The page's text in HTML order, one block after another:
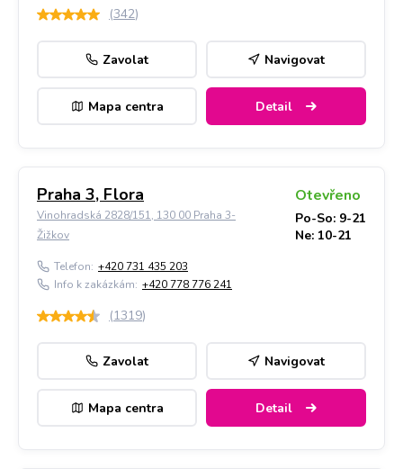
(342)
Zavolat Navigovat
Mapa centra Detail
Praha 3, Flora
Vinohradská 2828/151, 130 00 Praha 3-
Žižkov
Otevřeno
Po-So: 9-21
Ne: 10-21
Telefon: +420 731 435 203
Info k zakázkám: +420 778 776 241
(1319)
Zavolat Navigovat
Mapa centra Detail